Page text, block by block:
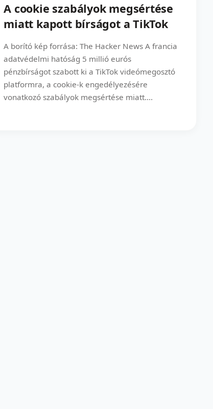
A cookie szabályok megsértése
miatt kapott bírságot a TikTok
A borító kép forrása: The Hacker News A francia
adatvédelmi hatóság 5 millió eurós
pénzbírságot szabott ki a TikTok videómegosztó
platformra, a cookie-k engedélyezésére
vonatkozó szabályok megsértése miatt....